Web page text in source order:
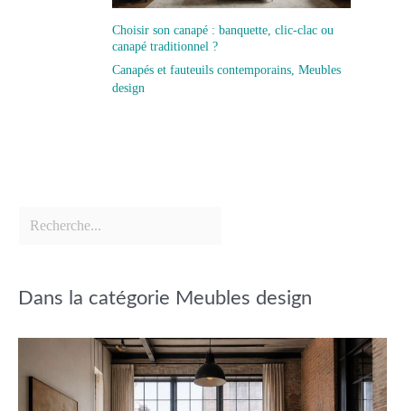
Choisir son canapé : banquette, clic-clac ou
canapé traditionnel ?
Canapés et fauteuils contemporains, Meubles
design
Dans la catégorie Meubles design